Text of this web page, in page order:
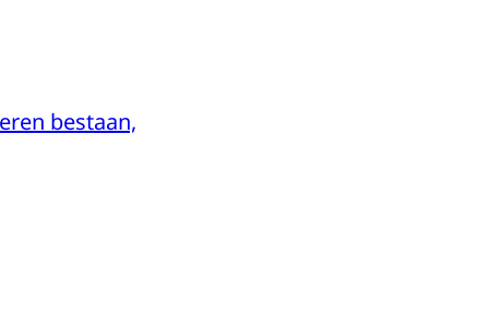
bestaan,